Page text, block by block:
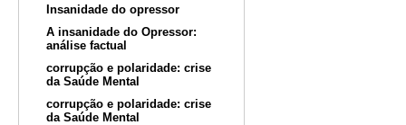
Insanidade do opressor
A insanidade do Opressor:
análise factual
corrupção e polaridade: crise
da Saúde Mental
corrupção e polaridade: crise
da Saúde Mental